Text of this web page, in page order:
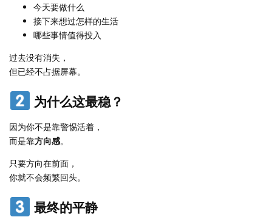
今天要做什么
接下来想过怎样的生活
哪些事情值得投入
过去没有消失，
但已经不占据屏幕。
为什么这最稳？
因为你不是靠警惕活着，
而是靠方向感。
只要方向在前面，
你就不会频繁回头。
最终的平静